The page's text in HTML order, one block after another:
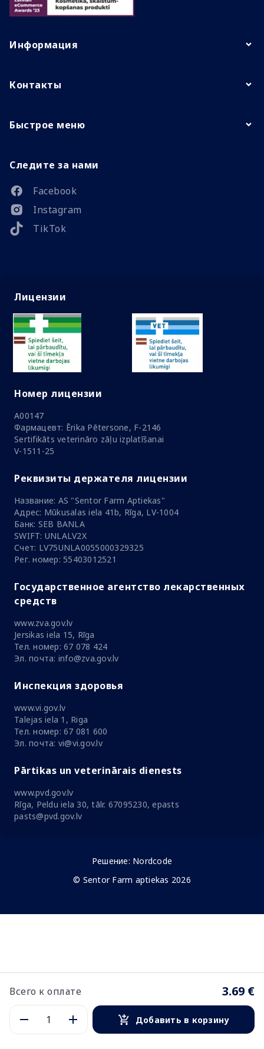
Всего к оплате 3.69 €
Добавить в корзину
Информация
Контакты
Быстрое меню
Следите за нами
Facebook
Instagram
TikTok
Лицензии
Номер лицензии
A00147
Фармацевт: Ērika Pētersone, F-2146
Sertifikāts veterināro zāļu izplatīšanai
V-1511-25
Реквизиты держателя лицензии
Название: AS "Sentor Farm Aptiekas"
Адрес: Mūkusalas iela 41b, Rīga, LV-1004
Банк: SEB BANLA
SWIFT: UNLALV2X
Счет: LV75UNLA0055000329325
Рег. номер: 55403012521
Государственное агентство лекарственных
средств
www.zva.gov.lv
Jersikas iela 15, Rīga
Тел. номер: 67 078 424
Эл. почта: info@zva.gov.lv
Инспекция здоровья
www.vi.gov.lv
Talejas iela 1, Riga
Тел. номер: 67 081 600
Эл. почта: vi@vi.gov.lv
Pārtikas un veterinārais dienests
www.pvd.gov.lv
Rīga, Peldu iela 30, tālr. 67095230, epasts
pasts@pvd.gov.lv
Решение: Nordcode
© Sentor Farm aptiekas 2026